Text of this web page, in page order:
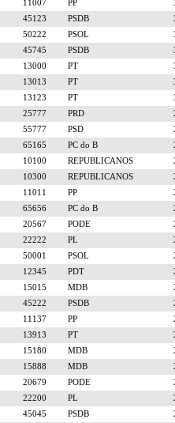
11007 PP
45123 PSDB
50222 PSOL
45745 PSDB
13000 PT
13013 PT
13123 PT
25777 PRD
55777 PSD
65165 PC do B
10100 REPUBLICANOS
10300 REPUBLICANOS
11011 PP
65656 PC do B
20567 PODE
22222 PL
50001 PSOL
12345 PDT
15015 MDB
45222 PSDB
11137 PP
13913 PT
15180 MDB
15888 MDB
20679 PODE
22200 PL
45045 PSDB